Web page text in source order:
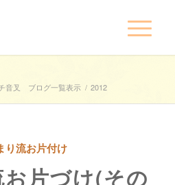
音叉 ブログ一覧表示 / 2012
り流お片付け
片づけ(その